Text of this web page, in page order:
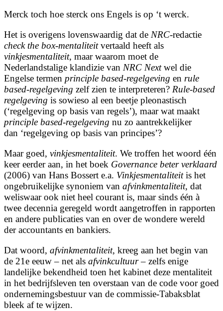
Merck toch hoe sterck ons Engels is op ‘t werck.
Het is overigens lovenswaardig dat de NRC-redactie
check the box-mentaliteitvertaald heeft als
vinkjesmentaliteit, maar waarom moet de
Nederlandstalige klandizie van NRC Nextwel die
Engelse termen principle based-regelgeving en rule
based-regelgeving zelf zien te interpreteren? Rule-based
regelgeving is sowieso al een beetje pleonastisch
(‘regelgeving op basis van regels’), maar wat maakt
principle based-regelgeving nu zo aantrekkelijker
dan ‘regelgeving op basis van principes’?
Maar goed, vinkjesmentaliteit. We troffen het woord één
keer eerder aan, in het boek Governance beter verklaard
(2006) van Hans Bossert e.a. Vinkjesmentaliteitis het
ongebruikelijke synoniem van afvinkmentaliteit, dat
weliswaar ook niet heel courant is, maar sinds één à
twee decennia geregeld wordt aangetroffen in rapporten
en andere publicaties van en over de wondere wereld
der accountants en bankiers.
Dat woord, afvinkmentaliteit, kreeg aan het begin van
de 21e eeuw – net als afvinkcultuur– zelfs enige
landelijke bekendheid toen het kabinet deze mentaliteit
in het bedrijfsleven ten overstaan van de code voor goed
ondernemingsbestuur van de commissie-Tabaksblat
bleek af te wijzen.